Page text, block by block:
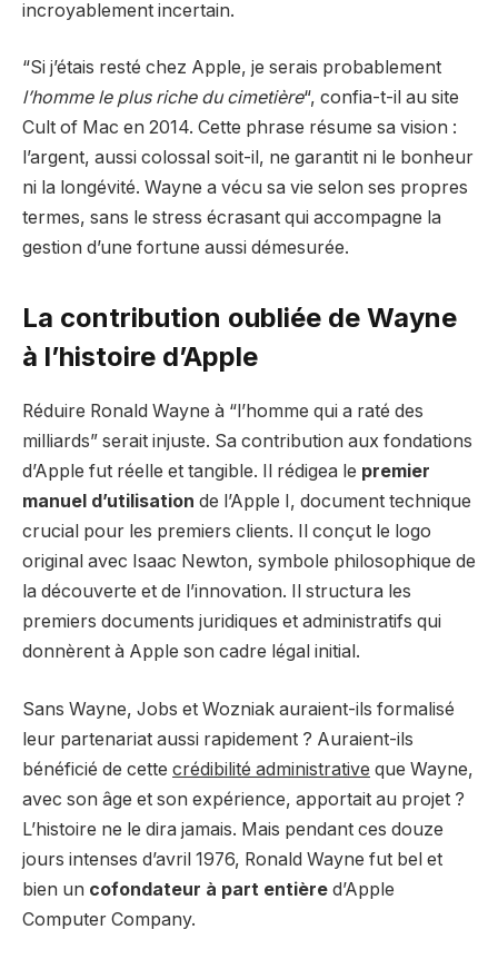
incroyablement incertain.
“Si j’étais resté chez Apple, je serais probablement
l’homme le plus riche du cimetière“, confia-t-il au site
Cult of Mac en 2014. Cette phrase résume sa vision :
l’argent, aussi colossal soit-il, ne garantit ni le bonheur
ni la longévité. Wayne a vécu sa vie selon ses propres
termes, sans le stress écrasant qui accompagne la
gestion d’une fortune aussi démesurée.
La contribution oubliée de Wayne
à l’histoire d’Apple
Réduire Ronald Wayne à “l’homme qui a raté des
milliards” serait injuste. Sa contribution aux fondations
d’Apple fut réelle et tangible. Il rédigea le premier
manuel d’utilisation de l’Apple I, document technique
crucial pour les premiers clients. Il conçut le logo
original avec Isaac Newton, symbole philosophique de
la découverte et de l’innovation. Il structura les
premiers documents juridiques et administratifs qui
donnèrent à Apple son cadre légal initial.
Sans Wayne, Jobs et Wozniak auraient-ils formalisé
leur partenariat aussi rapidement ? Auraient-ils
bénéficié de cette crédibilité administrative que Wayne,
avec son âge et son expérience, apportait au projet ?
L’histoire ne le dira jamais. Mais pendant ces douze
jours intenses d’avril 1976, Ronald Wayne fut bel et
bien un cofondateur à part entière d’Apple
Computer Company.